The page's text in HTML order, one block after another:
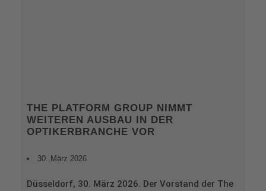
THE PLATFORM GROUP NIMMT
WEITEREN AUSBAU IN DER
OPTIKERBRANCHE VOR
30. März 2026
Düsseldorf, 30. März 2026. Der Vorstand der The